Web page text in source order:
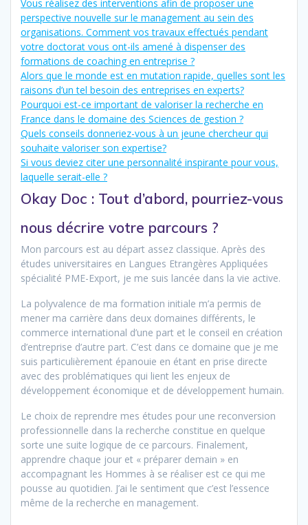
Vous réalisez des interventions afin de proposer une
perspective nouvelle sur le management au sein des
organisations. Comment vos travaux effectués pendant
votre doctorat vous ont-ils amené à dispenser des
formations de coaching en entreprise ?
Alors que le monde est en mutation rapide, quelles sont les
raisons d’un tel besoin des entreprises en experts?
Pourquoi est-ce important de valoriser la recherche en
France dans le domaine des Sciences de gestion ?
Quels conseils donneriez-vous à un jeune chercheur qui
souhaite valoriser son expertise?
Si vous deviez citer une personnalité inspirante pour vous,
laquelle serait-elle ?
Okay Doc : Tout d’abord, pourriez-vous
nous décrire votre parcours ?
Mon parcours est au départ assez classique. Après des
études universitaires en Langues Etrangères Appliquées
spécialité PME-Export, je me suis lancée dans la vie active.
La polyvalence de ma formation initiale m’a permis de
mener ma carrière dans deux domaines différents, le
commerce international d’une part et le conseil en création
d’entreprise d’autre part. C’est dans ce domaine que je me
suis particulièrement épanouie en étant en prise directe
avec des problématiques qui lient les enjeux de
développement économique et de développement humain.
Le choix de reprendre mes études pour une reconversion
professionnelle dans la recherche constitue en quelque
sorte une suite logique de ce parcours. Finalement,
apprendre chaque jour et « préparer demain » en
accompagnant les Hommes à se réaliser est ce qui me
pousse au quotidien. J’ai le sentiment que c’est l’essence
même de la recherche en management.